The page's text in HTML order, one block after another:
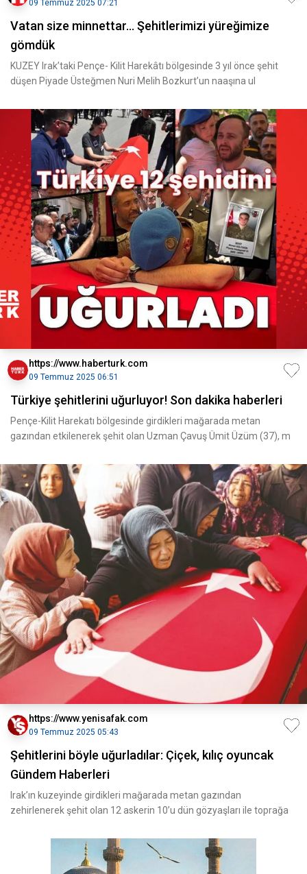
09 Temmuz 2025 07:21
Vatan size minnettar... Şehitlerimizi yüreğimize
gömdük
KUZEY Irak’taki Pençe- Kilit Harekâtı bölgesinde 3 yıl önce şehit
düşen Piyade Üsteğmen Nuri Melih Bozkurt’un naaşına ul
https://www.haberturk.com
09 Temmuz 2025 06:51
Türkiye şehitlerini uğurluyor! Son dakika haberleri
Pençe-Kilit Harekatı bölgesinde girdikleri mağarada metan
gazından etkilenerek şehit olan Uzman Çavuş Ümit Üzüm (37), m
https://www.yenisafak.com
09 Temmuz 2025 05:43
Şehitlerini böyle uğurladılar: Çiçek, kılıç oyuncak
Gündem Haberleri
Irak’ın kuzeyinde girdikleri mağarada metan gazından
zehirlenerek şehit olan 12 askerin 10’u dün gözyaşları ile toprağa